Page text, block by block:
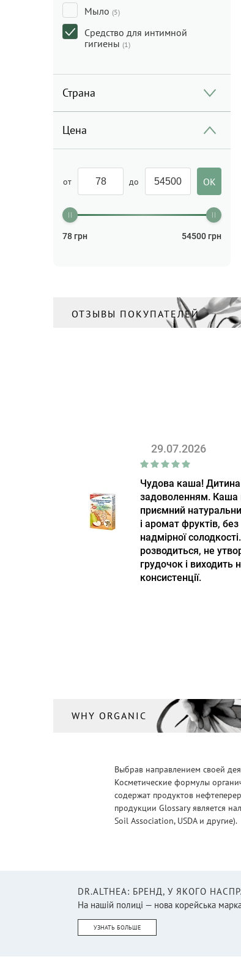
Мыло (5)
Средство для интимной
гигиены (1)
Страна
Цена
от до
78 грн 54500 грн
ОТЗЫВЫ ПОКУПАТЕЛЕЙ
29.07.2026
Чудова каша! Дитина
задоволенням. Каша
приємний
і аромат фруктів, без
надмірної
розводиться, не
грудочок і виходить
консистенції.
WHY ORGANIC
Выбрав направлением своей
Косметические формулы
содержат продуктов
продукции Glossary является
Soil Association, USDA и другие).
DR.ALTHEA: БРЕНД, У ЯКОГО
На нашій полиці — нова корейська
УЗНАТЬ БОЛЬШЕ